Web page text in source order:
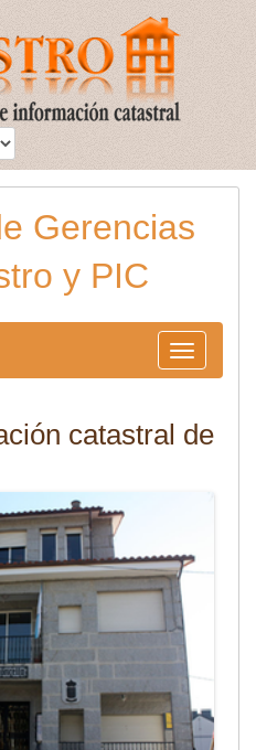
Gerencias
y PIC
Toggle
navigation
catastral de